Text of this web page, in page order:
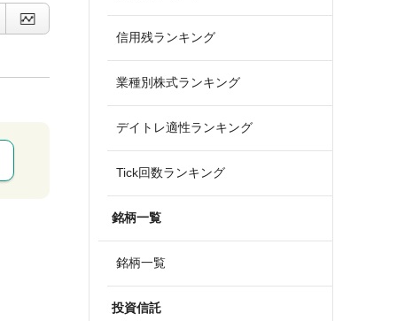
信用残ランキング
業種別株式ランキング
デイトレ適性ランキング
Tick回数ランキング
銘柄一覧
銘柄一覧
投資信託